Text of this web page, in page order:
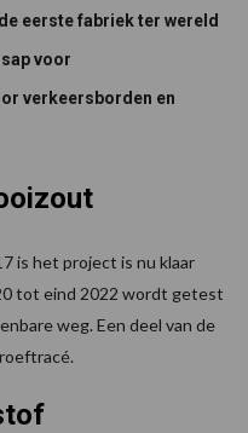
eerste fabriek ter wereld
voor
verkeersborden en
is het project is nu klaar
tot eind 2022 wordt getest
weg. Een deel van de